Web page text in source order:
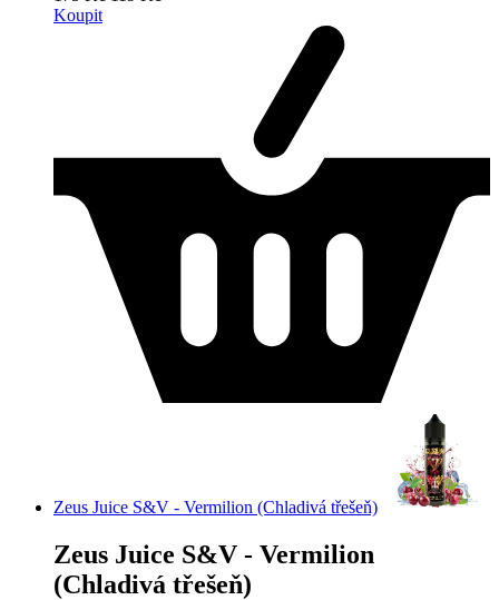
Koupit
Zeus Juice S&V - Vermilion (Chladivá třešeň)
Zeus Juice S&V - Vermilion
(Chladivá třešeň)